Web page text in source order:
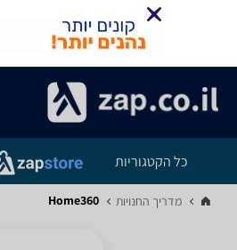
כל הקטגוריות
מדריך החנויות‏ Home360